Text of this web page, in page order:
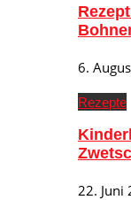
6.
Rezepte
22. Juni